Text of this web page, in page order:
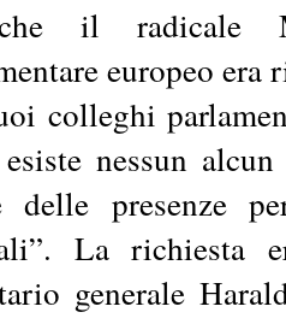
il radicale
europeo era
colleghi
nessun
delle presenze
La richiesta
generale